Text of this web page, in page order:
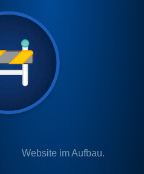
Website im Aufbau.